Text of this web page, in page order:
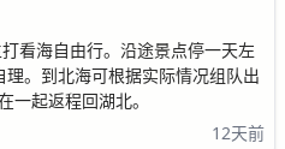
看海自由行。沿途景点停一天左
。到北海可根据实际情况组队出
一起返程回湖北。
12天前